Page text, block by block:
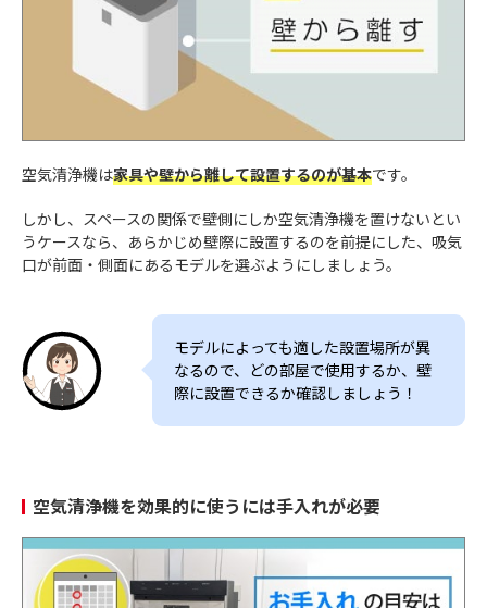
空気清浄機は家具や壁から離して設置するのが基本です。
しかし、スペースの関係で壁側にしか空気清浄機を置けないとい
うケースなら、あらかじめ壁際に設置するのを前提にした、吸気
口が前面・側面にあるモデルを選ぶようにしましょう。
モデルによっても適した設置場所が異
なるので、どの部屋で使用するか、壁
際に設置できるか確認しましょう！
空気清浄機を効果的に使うには手入れが必要